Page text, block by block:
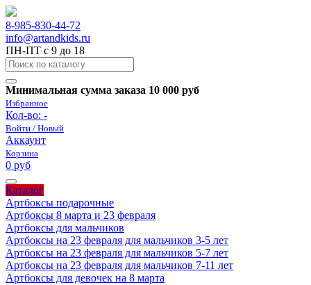
8-985-830-44-72
info@artandkids.ru
ПН-ПТ с 9 до 18
Минимальная сумма заказа 10 000 руб
Избранное
Кол-во: -
Войти / Новый
Аккаунт
Корзина
0 руб
Каталог
Артбоксы подарочные
Артбоксы 8 марта и 23 февраля
Артбоксы для мальчиков
Артбоксы на 23 февраля для мальчиков 3-5 лет
Артбоксы на 23 февраля для мальчиков 5-7 лет
Артбоксы на 23 февраля для мальчиков 7-11 лет
Артбоксы для девочек на 8 марта